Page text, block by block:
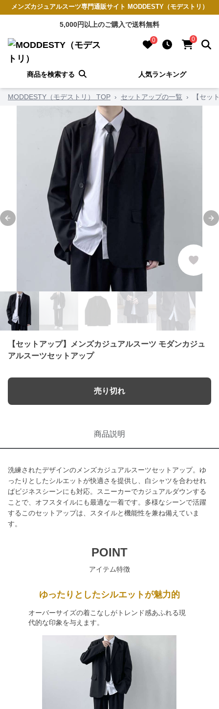
メンズカジュアルスーツ専門通販サイト MODDESTY（モデストリ）
5,000円以上のご購入で送料無料
0 0
商品を検索する 人気ランキング
MODDESTY（モデストリ） TOP › セットアップの一覧 › 【セッ
Previous slide
【セットアップ】メンズカジュアルスーツ モダンカジュ
アルスーツセットアップ
売り切れ
商品説明
洗練されたデザインのメンズカジュアルスーツセットアップ。ゆ
ったりとしたシルエットが快適さを提供し、白シャツを合わせれ
ばビジネスシーンにも対応。スニーカーでカジュアルダウンする
ことで、オフスタイルにも最適な一着です。多様なシーンで活躍
するこのセットアップは、スタイルと機能性を兼ね備えていま
す。
POINT
アイテム特徴
ゆったりとしたシルエットが魅力的
オーバーサイズの着こなしがトレンド感あふれる現
代的な印象を与えます。